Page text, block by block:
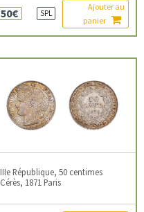
50€ SPL
Ajouter au
panier
IIIe République, 50 centimes
Cérès, 1871 Paris